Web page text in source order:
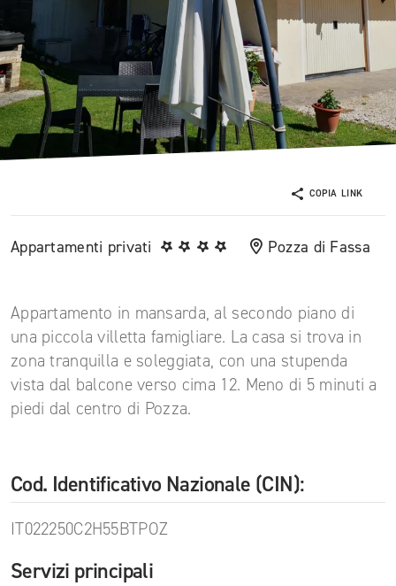
COPIA LINK
Appartamenti privati Pozza di Fassa
Appartamento in mansarda, al secondo piano di
una piccola villetta famigliare. La casa si trova in
zona tranquilla e soleggiata, con una stupenda
vista dal balcone verso cima 12. Meno di 5 minuti a
piedi dal centro di Pozza.
Cod. Identificativo Nazionale (CIN):
IT022250C2H55BTPOZ
Servizi principali